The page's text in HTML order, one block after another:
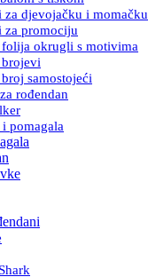
za djevojačku i momačku
za promociju
okrugli s motivima
samostojeći
rođendan
pomagala